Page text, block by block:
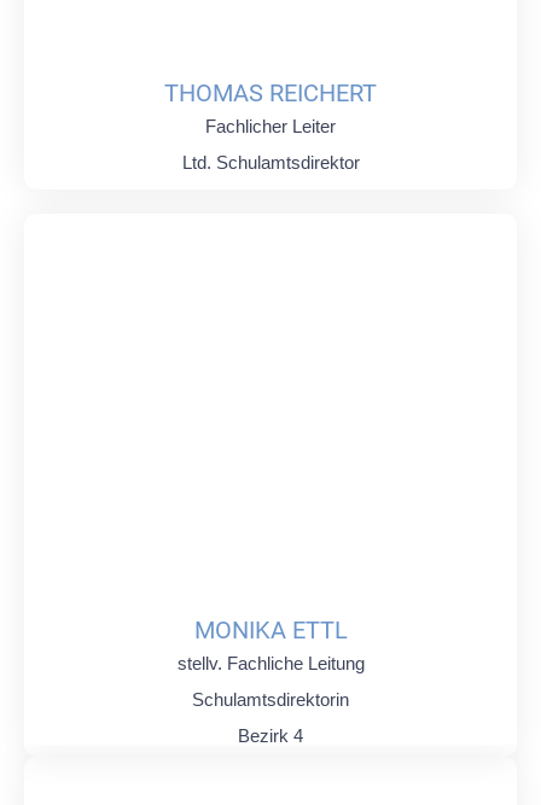
THOMAS REICHERT
Fachlicher Leiter
Ltd. Schulamtsdirektor
MONIKA ETTL
stellv. Fachliche Leitung
Schulamtsdirektorin
Bezirk 4